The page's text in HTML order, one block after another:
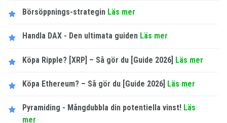
Börsöppnings-strategin Läs mer
Handla DAX - Den ultimata guiden Läs mer
Köpa Ripple? [XRP] – Så gör du [Guide 2026] Läs mer
Köpa Ethereum? – Så gör du [Guide 2026] Läs mer
Pyramiding - Mångdubbla din potentiella vinst! Läs
mer